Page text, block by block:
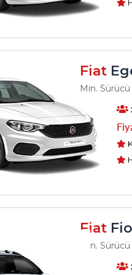
Fiat
Min. Sürücü
Fiat
Min. Sürücü